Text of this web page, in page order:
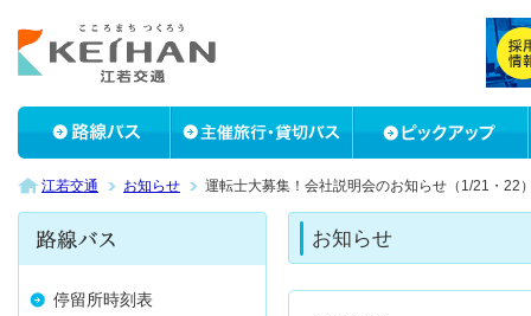
江若交通 お知らせ 運転士大募集！会社説明会のお知らせ（1/21・22
停留所時刻表
お知らせ